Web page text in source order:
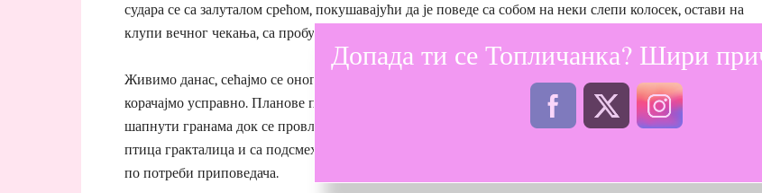
судара се са залуталом срећом, покушавајући да је поведе са собом на неки слепи колосек, остави на
клупи вечног чекања, са пробушеном путном картом.
Живимо данас, сећајмо се оног јуче и мислимо о оном сутра. Носимо на раменима тугу и срећу,
корачајмо усправно. Планове правимо у себи, само нама чујно. Изговорене гласно понеће ветар,
шапнути гранама док се провлачи између њих, оне лишћу које шумори. Скривена међу лишћем чуће
птица гракталица и са подсмехом објавити свима. То наше постаће свачије, препричавано и мењано
по потреби приповедача.
Допада ти се Топличанка? Шири